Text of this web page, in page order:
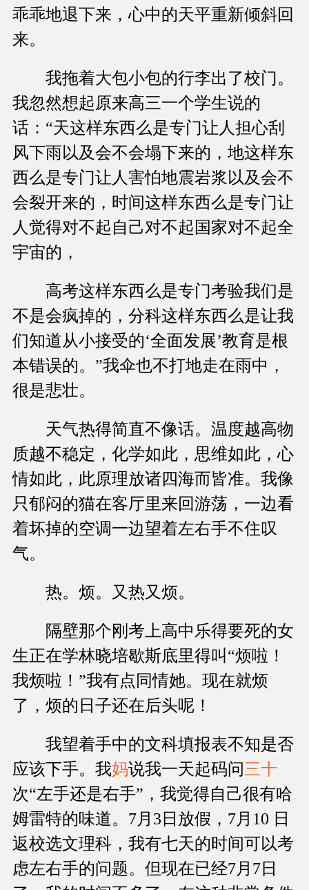
乖乖地退下来，心中的天平重新倾斜回
来。
我拖着大包小包的行李出了校门。
我忽然想起原来高三一个学生说的
话：“天这样东西么是专门让人担心刮
风下雨以及会不会塌下来的，地这样东
西么是专门让人害怕地震岩浆以及会不
会裂开来的，时间这样东西么是专门让
人觉得对不起自己对不起国家对不起全
宇宙的，
高考这样东西么是专门考验我们是
不是会疯掉的，分科这样东西么是让我
们知道从小接受的‘全面发展’教育是根
本错误的。”我伞也不打地走在雨中，
很是悲壮。
天气热得简直不像话。温度越高物
质越不稳定，化学如此，思维如此，心
情如此，此原理放诸四海而皆准。我像
只郁闷的猫在客厅里来回游荡，一边看
着坏掉的空调一边望着左右手不住叹
气。
热。烦。又热又烦。
隔壁那个刚考上高中乐得要死的女
生正在学林晓培歇斯底里得叫“烦啦！
我烦啦！”我有点同情她。现在就烦
了，烦的日子还在后头呢！
我望着手中的文科填报表不知是否
应该下手。我妈说我一天起码问 三十
次“左手还是右手”，我觉得自己很有哈
姆雷特的味道。7月3日放假，7月10 日
返校选文理科，我有七天的时间可以考
虑左右手的问题。但现在已经7月7日